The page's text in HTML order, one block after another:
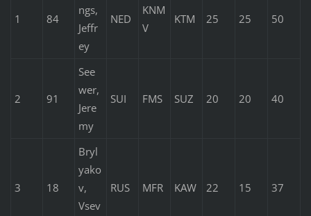
1 84
ngs,
Jeffr
ey
NED
KNM
V
KTM 25 25 50
2 91
See
wer,
Jere
my
SUI FMS SUZ 20 20 40
3 18
Bryl
yako
v,
Vsev
RUS MFR KAW 22 15 37